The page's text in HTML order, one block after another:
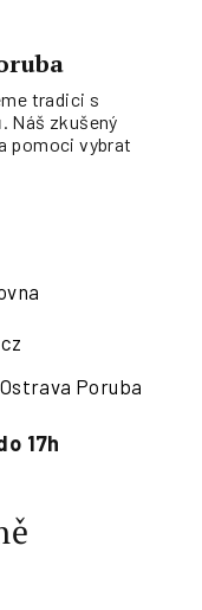
tradici s
Náš zkušený
pomoci vybrat
Poruba
17h